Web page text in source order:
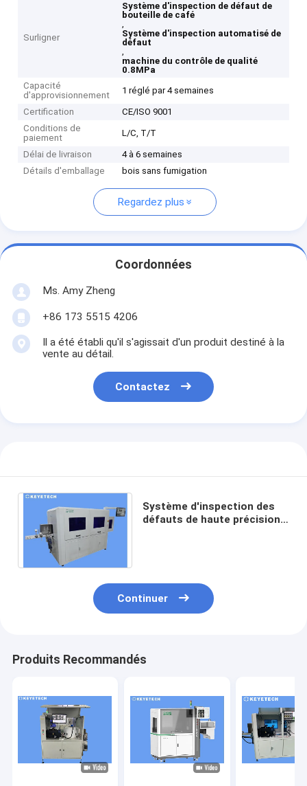
Surligner
Système d'inspection de défaut de
bouteille de café
,
Système d'inspection automatisé de
défaut
,
machine du contrôle de qualité
0.8MPa
Capacité
d'approvisionnement
1 réglé par 4 semaines
Certification
CE/ISO 9001
Conditions de
paiement
L/C, T/T
Délai de livraison
4 à 6 semaines
Détails d'emballage
bois sans fumigation
Regardez plus
Coordonnées
Ms. Amy Zheng
+86 173 5515 4206
Il a été établi qu'il s'agissait d'un produit destiné à la
vente au détail.
Contactez
Système d'inspection des
défauts de haute précision
Continuer
Produits Recommandés